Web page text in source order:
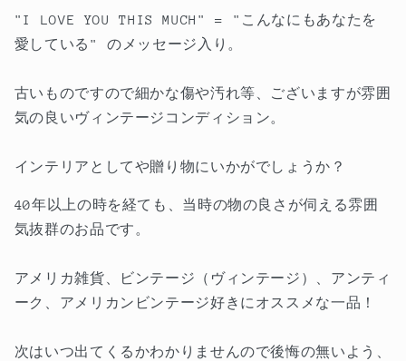
量
を
減
す
量
を
す
"I LOVE YOU THIS MUCH" = "こんなにもあなたを
愛している" のメッセージ入り 。
古いものですので細かな傷や汚れ等、ございますが雰囲
気の良いヴィンテージコンディション。
インテリアとしてや贈り物にいかがでしょうか？
40年以上の時を経ても、当時の物の良さが伺える雰囲
気抜群のお品です。
アメリカ雑貨、ビンテージ（ヴィンテージ）、アンティ
ーク、アメリカンビンテージ好きにオススメな一品！
次はいつ出てくるかわかりませんので後悔の無いよう、